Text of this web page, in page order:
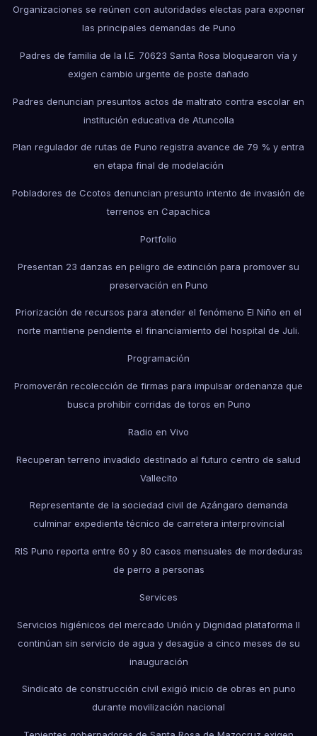
Organizaciones se reúnen con autoridades electas para exponer
las principales demandas de Puno
Padres de familia de la I.E. 70623 Santa Rosa bloquearon vía y
exigen cambio urgente de poste dañado
Padres denuncian presuntos actos de maltrato contra escolar en
institución educativa de Atuncolla
Plan regulador de rutas de Puno registra avance de 79 % y entra
en etapa final de modelación
Pobladores de Ccotos denuncian presunto intento de invasión de
terrenos en Capachica
Portfolio
Presentan 23 danzas en peligro de extinción para promover su
preservación en Puno
Priorización de recursos para atender el fenómeno El Niño en el
norte mantiene pendiente el financiamiento del hospital de Juli.
Programación
Promoverán recolección de firmas para impulsar ordenanza que
busca prohibir corridas de toros en Puno
Radio en Vivo
Recuperan terreno invadido destinado al futuro centro de salud
Vallecito
Representante de la sociedad civil de Azángaro demanda
culminar expediente técnico de carretera interprovincial
RIS Puno reporta entre 60 y 80 casos mensuales de mordeduras
de perro a personas
Services
Servicios higiénicos del mercado Unión y Dignidad plataforma II
continúan sin servicio de agua y desagüe a cinco meses de su
inauguración
Sindicato de construcción civil exigió inicio de obras en puno
durante movilización nacional